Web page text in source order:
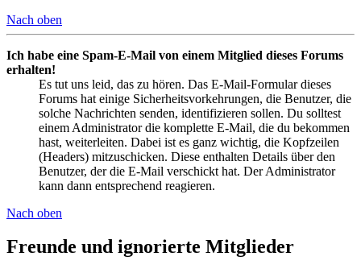
Nach oben
Ich habe eine Spam-E-Mail von einem Mitglied dieses Forums
erhalten!
Es tut uns leid, das zu hören. Das E-Mail-Formular dieses
Forums hat einige Sicherheitsvorkehrungen, die Benutzer, die
solche Nachrichten senden, identifizieren sollen. Du solltest
einem Administrator die komplette E-Mail, die du bekommen
hast, weiterleiten. Dabei ist es ganz wichtig, die Kopfzeilen
(Headers) mitzuschicken. Diese enthalten Details über den
Benutzer, der die E-Mail verschickt hat. Der Administrator
kann dann entsprechend reagieren.
Nach oben
Freunde und ignorierte Mitglieder